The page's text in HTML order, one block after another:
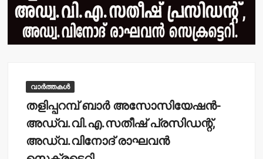
വാർത്തകൾ
തളിപ്പറമ്പ് ബാര്‍ അസോസിയേഷന്‍-
അഡ്വ.വി.എ.സതീഷ് പ്രസിഡന്റ്,
അഡ്വ.വിനോദ് രാഘവന്‍